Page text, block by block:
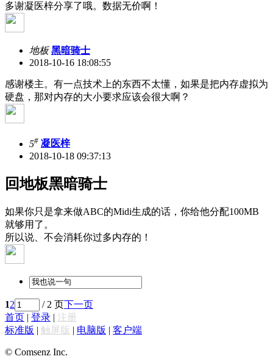
多谢凝医梓分享了哦。数据无价啊！
地板 黑暗骑士
2018-10-16 18:08:55
感谢楼主。有一点技术上的东西不太懂，如果是把内存虚拟为
硬盘，那对内存的大小要求应该会很大啊？
5# 凝医梓
2018-10-18 09:37:13
回地板黑暗骑士
如果你只是拿来做ABC的Midi生成的话，你给他分配100MB
就够用了。
所以说、不会消耗你过多内存的！
12 / 2 页下一页
首页 | 登录 | 注册
标准版 | 触屏版 | 电脑版 | 客户端
© Comsenz Inc.